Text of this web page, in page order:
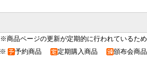
※商品ページの更新が定期的に行われているた
※
予約商品 定期購入商品 頒布会商品